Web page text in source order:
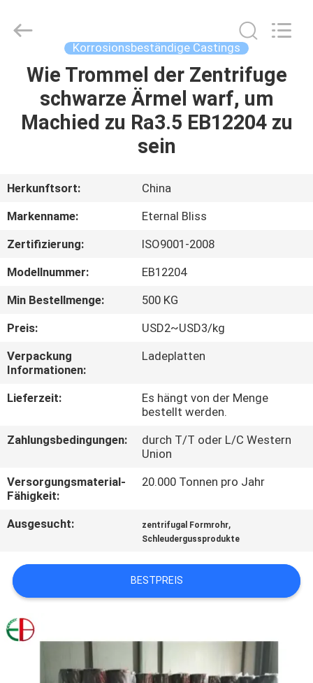
HAUS
PRODUKTE
ÜBER
FABRIK-
AUSFLUG
QUALITÄTSKONTROLLE
TRETEN
MIT
IN
VERBINDUNG
FORDERN
SIE
EIN
Forging
Co.,LTD..
Reserved.
Korrosionsbeständige Castings
Wie Trommel der Zentrifuge
schwarze Ärmel warf, um
Machied zu Ra3.5 EB12204 zu
sein
Herkunftsort:
China
Markenname:
Eternal Bliss
Zertifizierung:
ISO9001-2008
Modellnummer:
EB12204
Min Bestellmenge:
500 KG
Preis:
USD2~USD3/kg
Verpackung
Informationen:
Ladeplatten
Lieferzeit:
Es hängt von der Menge
bestellt werden.
Zahlungsbedingungen:
durch T/T oder L/C Western
Union
Versorgungsmaterial-
Fähigkeit:
20.000 Tonnen pro Jahr
Ausgesucht: zentrifugal Formrohr,
Schleudergussprodukte
BESTPREIS